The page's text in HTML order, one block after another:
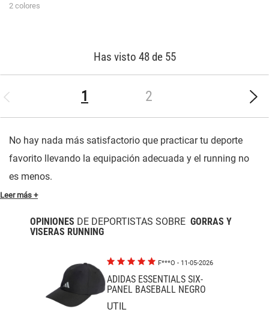
2 colores
Has visto 48 de 55
1 2
No hay nada más satisfactorio que practicar tu deporte
favorito llevando la equipación adecuada y el running no
es menos.
Leer más +
OPINIONES DE DEPORTISTAS SOBRE GORRAS Y
VISERAS RUNNING
F***O - 11-05-2026
ADIDAS ESSENTIALS SIX-
PANEL BASEBALL NEGRO
UTIL